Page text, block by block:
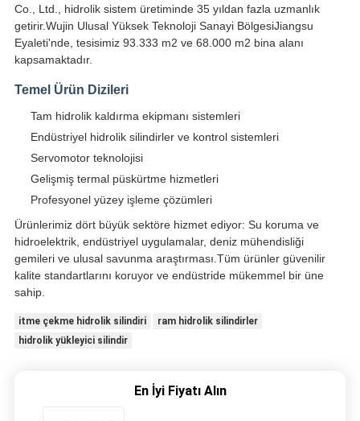
Co., Ltd., hidrolik sistem üretiminde 35 yıldan fazla uzmanlık
getirir.Wujin Ulusal Yüksek Teknoloji Sanayi BölgesiJiangsu
Eyaleti'nde, tesisimiz 93.333 m2 ve 68.000 m2 bina alanı
kapsamaktadır.
Temel Ürün Dizileri
Tam hidrolik kaldırma ekipmanı sistemleri
Endüstriyel hidrolik silindirler ve kontrol sistemleri
Servomotor teknolojisi
Gelişmiş termal püskürtme hizmetleri
Profesyonel yüzey işleme çözümleri
Ürünlerimiz dört büyük sektöre hizmet ediyor: Su koruma ve
hidroelektrik, endüstriyel uygulamalar, deniz mühendisliği
gemileri ve ulusal savunma araştırması.Tüm ürünler güvenilir
kalite standartlarını koruyor ve endüstride mükemmel bir üne
sahip.
itme çekme hidrolik silindiri
ram hidrolik silindirler
hidrolik yükleyici silindir
En İyi Fiyatı Alın